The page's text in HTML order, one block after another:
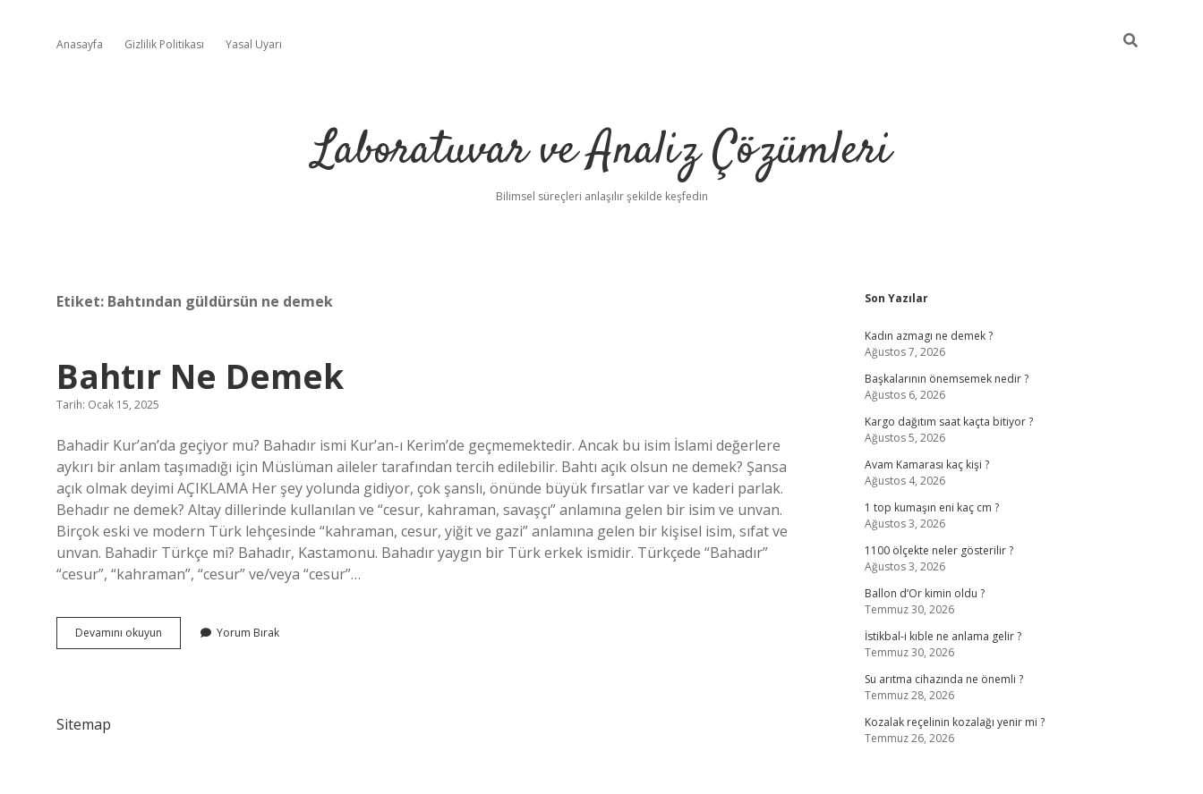
Anasayfa Gizlilik Politikası Yasal Uyarı
Laboratuvar ve Analiz Çözümleri
Bilimsel süreçleri anlaşılır şekilde keşfedin
Etiket: Bahtından güldürsün ne demek
Bahtır Ne Demek
Tarih: Ocak 15, 2025
Bahadir Kur’an’da geçiyor mu? Bahadır ismi Kur’an-ı Kerim’de geçmemektedir. Ancak bu isim İslami değerlere
aykırı bir anlam taşımadığı için Müslüman aileler tarafından tercih edilebilir. Bahtı açık olsun ne demek? Şansa
açık olmak deyimi AÇIKLAMA Her şey yolunda gidiyor, çok şanslı, önünde büyük fırsatlar var ve kaderi parlak.
Behadır ne demek? Altay dillerinde kullanılan ve “cesur, kahraman, savaşçı” anlamına gelen bir isim ve unvan.
Birçok eski ve modern Türk lehçesinde “kahraman, cesur, yiğit ve gazi” anlamına gelen bir kişisel isim, sıfat ve
unvan. Bahadir Türkçe mi? Bahadır, Kastamonu. Bahadır yaygın bir Türk erkek ismidir. Türkçede “Bahadır”
“cesur”, “kahraman”, “cesur” ve/veya “cesur”…
Devamını okuyun
Ne
Yorum Bırak
Sitemap
Sidebar
Son Yazılar
Kadın azmagı ne demek ?
Ağustos 7, 2026
Başkalarının önemsemek nedir ?
Ağustos 6, 2026
Kargo dağıtım saat kaçta bitiyor ?
Ağustos 5, 2026
Avam Kamarası kaç kişi ?
Ağustos 4, 2026
1 top kumaşın eni kaç cm ?
Ağustos 3, 2026
1100 ölçekte neler gösterilir ?
Ağustos 3, 2026
Ballon d’Or kimin oldu ?
Temmuz 30, 2026
İstikbal-i kıble ne anlama gelir ?
Temmuz 30, 2026
Su arıtma cihazında ne önemli ?
Temmuz 28, 2026
Kozalak reçelinin kozalağı yenir mi ?
Temmuz 26, 2026